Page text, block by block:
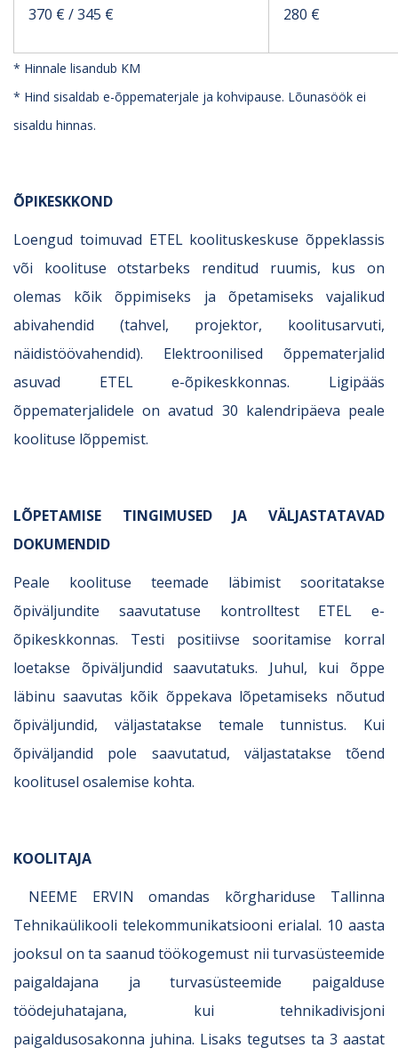
370 € / 345 € 280 €
* Hinnale lisandub KM
* Hind sisaldab e-õppematerjale ja kohvipause. Lõunasöök ei
sisaldu hinnas.
ÕPIKESKKOND
Loengud toimuvad ETEL koolituskeskuse õppeklassis
või koolituse otstarbeks renditud ruumis, kus on
olemas kõik õppimiseks ja õpetamiseks vajalikud
abivahendid (tahvel, projektor, koolitusarvuti,
näidistöövahendid). Elektroonilised õppematerjalid
asuvad ETEL e-õpikeskkonnas. Ligipääs
õppematerjalidele on avatud 30 kalendripäeva peale
koolituse lõppemist.
LÕPETAMISE TINGIMUSED JA VÄLJASTATAVAD
DOKUMENDID
Peale koolituse teemade läbimist sooritatakse
õpiväljundite saavutatuse kontrolltest ETEL e-
õpikeskkonnas. Testi positiivse sooritamise korral
loetakse õpiväljundid saavutatuks. Juhul, kui õppe
läbinu saavutas kõik õppekava lõpetamiseks nõutud
õpiväljundid, väljastatakse temale tunnistus. Kui
õpiväljandid pole saavutatud, väljastatakse tõend
koolitusel osalemise kohta.
KOOLITAJA
NEEME ERVIN omandas kõrghariduse Tallinna
Tehnikaülikooli telekommunikatsiooni erialal. 10 aasta
jooksul on ta saanud töökogemust nii turvasüsteemide
paigaldajana ja turvasüsteemide paigalduse
töödejuhatajana, kui tehnikadivisjoni
paigaldusosakonna juhina. Lisaks tegutses ta 3 aastat